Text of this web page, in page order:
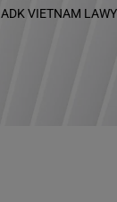
ADK VIETNAM